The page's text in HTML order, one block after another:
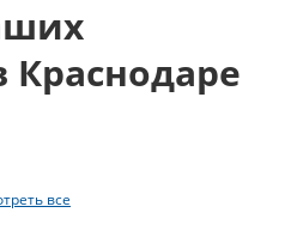
Краснодаре
все